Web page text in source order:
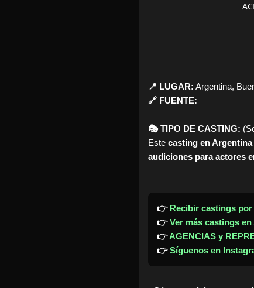
📍 LUGAR: Argentina,
🔗 FUENTE:
🎭 TIPO DE CASTING:
Este casting en Argentina
audiciones para actores
👉 Recibir castings
👉Ver más castings
👉AGENCIAS y
👉Síguenos en